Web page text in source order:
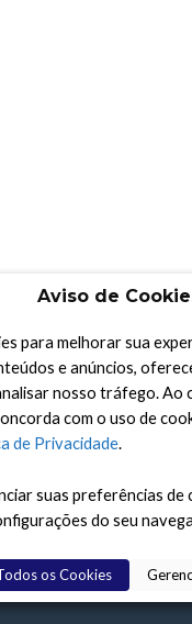
Aviso de
para melhorar sua
e anúncios,
nosso tráfego. Ao
com o uso de
de Privacidade.
suas preferências de
do seu
os Cookies